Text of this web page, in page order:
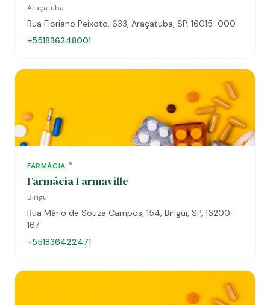
Araçatuba
Rua Floriano Peixoto, 633, Araçatuba, SP, 16015-000
+551836248001
FARMÁCIA
Farmácia Farmaville
Birigui
Rua Mário de Souza Campos, 154, Birigui, SP, 16200-
167
+551836422471